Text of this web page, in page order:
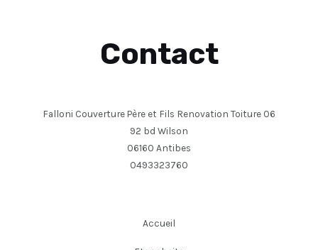
Contact
Falloni Couverture Père et Fils Renovation Toiture 06
92 bd Wilson
06160 Antibes
0493323760
Accueil